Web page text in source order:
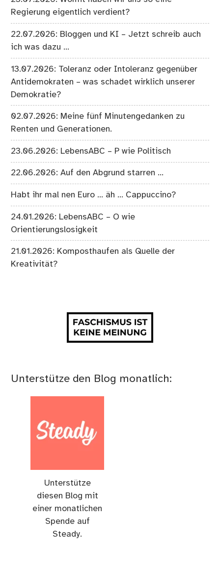
Regierung eigentlich verdient?
22.07.2026: Bloggen und KI – Jetzt schreib auch
ich was dazu …
13.07.2026: Toleranz oder Intoleranz gegenüber
Antidemokraten – was schadet wirklich unserer
Demokratie?
02.07.2026: Meine fünf Minutengedanken zu
Renten und Generationen.
23.06.2026: LebensABC – P wie Politisch
22.06.2026: Auf den Abgrund starren …
Habt ihr mal nen Euro … äh … Cappuccino?
24.01.2026: LebensABC – O wie
Orientierungslosigkeit
21.01.2026: Komposthaufen als Quelle der
Kreativität?
Unterstütze den Blog monatlich:
Unterstütze
diesen Blog mit
einer monatlichen
Spende auf
Steady.